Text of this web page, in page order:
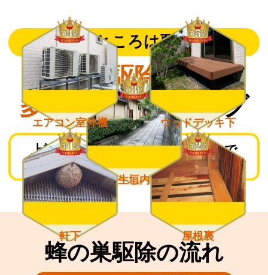
こんなところは要注意！
蜂の巣駆除依頼が
多い場所ランキング
軒下 屋根裏
生垣内
エアコン室外機 ウッドデッキ下
上記箇所は蜂が巣を作りやすいので
日頃からチェックしておきましょう。
蜂の巣駆除の流れ